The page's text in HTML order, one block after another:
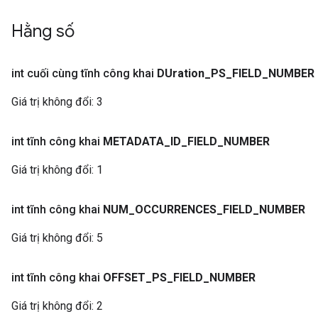
Hằng số
int cuối cùng tĩnh công khai DUration PS FIELD NUMBER
Giá trị không đổi: 3
int tĩnh công khai METADATA ID FIELD NUMBER
Giá trị không đổi: 1
int tĩnh công khai NUM OCCURRENCES FIELD NUMBER
Giá trị không đổi: 5
int tĩnh công khai OFFSET PS FIELD NUMBER
Giá trị không đổi: 2